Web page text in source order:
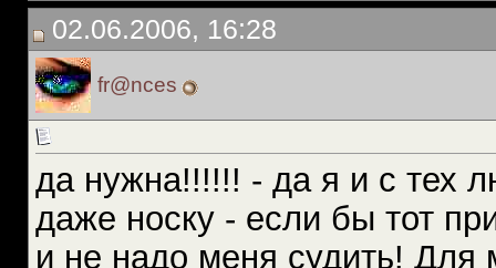
02.06.2006, 16:28
fr@nces
да нужна!!!!!! - да я и с тех
даже носку - если бы тот
и не надо меня судить! Для